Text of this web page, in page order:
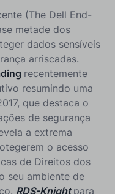
(The Dell End-
metade dos
dados sensíveis
arriscadas.
recentemente
resumindo uma
que destaca o
de segurança
a extrema
o acesso
de Direitos dos
seu ambiente de
RDS-Knightpara